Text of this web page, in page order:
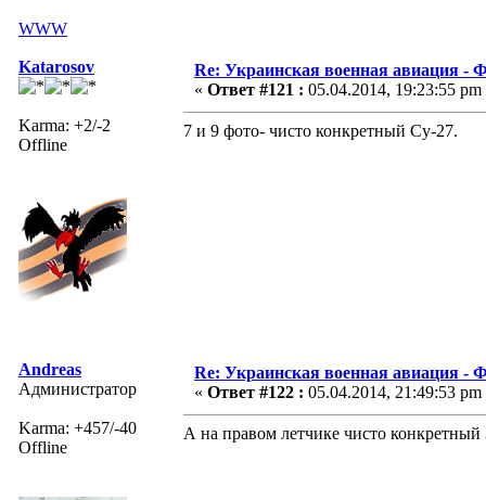
WWW
Katarosov
Karma: +2/-2
Offline
Re: Украинская военная авиация -
« Ответ #121 : 05.04.2014, 19:23:55 pm
7 и 9 фото- чисто конкретный Су-27.
Andreas
Администратор
Karma: +457/-40
Offline
Re: Украинская военная авиация -
« Ответ #122 : 05.04.2014, 21:49:53 pm
А на правом летчике чисто